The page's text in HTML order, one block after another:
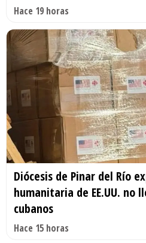
Hace 19 horas
Diócesis de Pinar del Río
humanitaria de EE.UU. no
cubanos
Hace 15 horas